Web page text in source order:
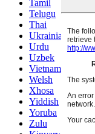
Tamil
Telugu
Thai
Ukrainian
Urdu
Uzbek
Vietnamese
Welsh
Xhosa
Yiddish
Yoruba
Zulu